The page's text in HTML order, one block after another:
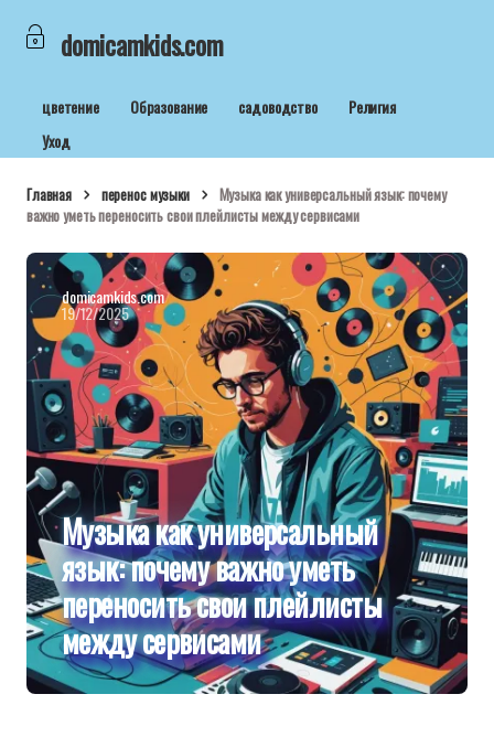
domicamkids.com
цветение Образование садоводство
Религия
Уход
Главная перенос музыки
Музыка как универсальный язык: почему
важно уметь переносить свои плейлисты между сервисами
domicamkids.com
19/12/2025
Музыка как универсальный
язык: почему важно уметь
переносить свои плейлисты
между сервисами